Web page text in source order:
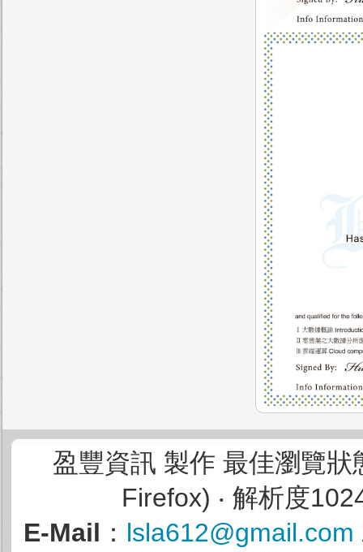
盈豐資訊 製作 最佳瀏覽
Firefox) ‧ 解析度
E-Mail ： lsla612@gmail.com